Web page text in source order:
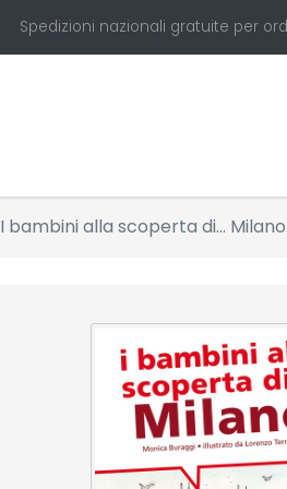
Spedizioni nazionali gratuite per
I bambini alla scoperta di... Milano